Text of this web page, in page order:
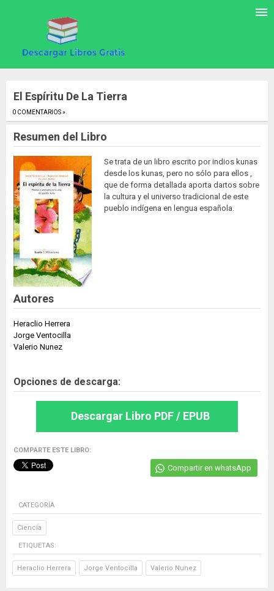
El Espíritu De La Tierra
0 COMENTARIOS ».
Resumen del Libro
Se trata de un libro escrito por indios kunas
desde los kunas, pero no sólo para ellos ,
que de forma detallada aporta dartos sobre
la cultura y el universo tradicional de este
pueblo indígena en lengua española.
Autores
Heraclio Herrera
Jorge Ventocilla
Valerio Nunez
Opciones de descarga:
Descargar Libro PDF / EPUB
COMPARTE ESTE LIBRO:
Compartir en whatsApp
CATEGORÍA
Ciencia
ETIQUETAS:
Heraclio Herrera Jorge Ventocilla Valerio Nunez